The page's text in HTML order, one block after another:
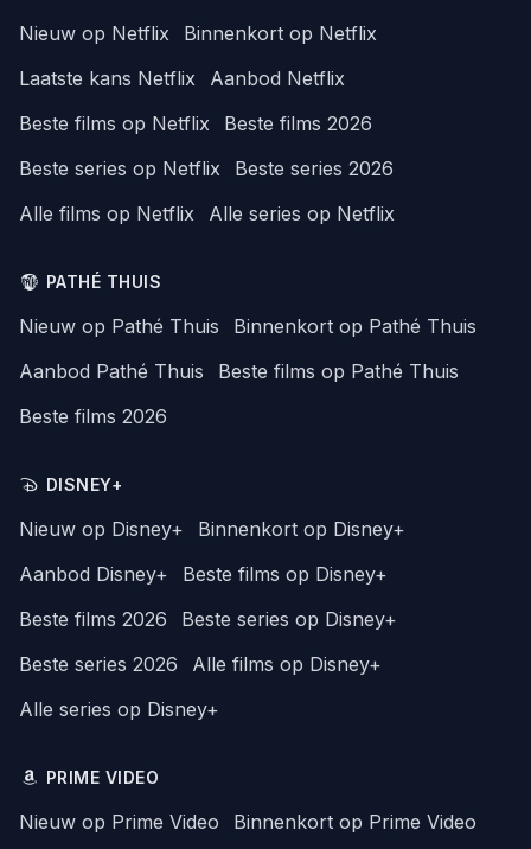
Nieuw op Netflix
Binnenkort op Netflix
Laatste kans Netflix
Aanbod Netflix
Beste films op Netflix
Beste films 2026
Beste series op Netflix
Beste series 2026
Alle films op Netflix
Alle series op Netflix
PATHÉ THUIS
Nieuw op Pathé Thuis
Binnenkort op Pathé Thuis
Aanbod Pathé Thuis
Beste films op Pathé Thuis
Beste films 2026
DISNEY+
Nieuw op Disney+
Binnenkort op Disney+
Aanbod Disney+
Beste films op Disney+
Beste films 2026
Beste series op Disney+
Beste series 2026
Alle films op Disney+
Alle series op Disney+
PRIME VIDEO
Nieuw op Prime Video
Binnenkort op Prime Video